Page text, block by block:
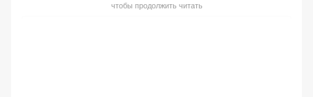
чтобы продолжить читать